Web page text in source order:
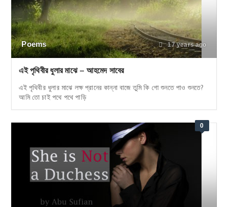
Poems 17 years ago
এই পৃথিবীর ধুলার মাঝে – আহমেদ সাবের
এই পৃথিবীর ধুলার মাঝে লক্ষ প্রানের কান্না বাজে তুমি কি গো শুনতে পাও শুনতে?
আমি তো চাই পথে পথে পাড়ি
0